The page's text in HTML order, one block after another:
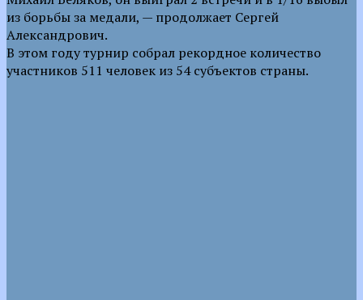
из борьбы за медали, — продолжает Сергей
Александрович.
В этом году турнир собрал рекордное количество
участников 511 человек из 54 субъектов страны.